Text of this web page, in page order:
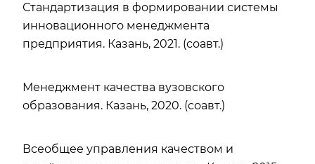
Стандартизация в формировании системы
инновационного менеджмента
предприятия. Казань, 2021. (соавт.)
Менеджмент качества вузовского
образования. Казань, 2020. (соавт.)
Всеобщее управления качеством и